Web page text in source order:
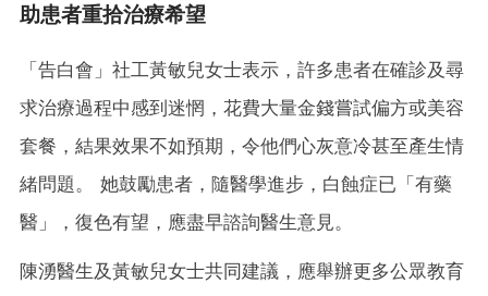
助患者重拾治療希望
「告白會」社工黃敏兒女士表示，許多患者在確診及尋
求治療過程中感到迷惘，花費大量金錢嘗試偏方或美容
套餐，結果效果不如預期，令他們心灰意冷甚至產生情
緒問題。 她鼓勵患者，隨醫學進步，白蝕症已「有藥
醫」，復色有望，應盡早諮詢醫生意見。
陳湧醫生及黃敏兒女士共同建議，應舉辦更多公眾教育